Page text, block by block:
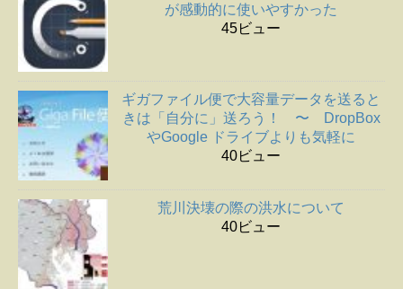
が感動的に使いやすかった
45ビュー
ギガファイル便で大容量データを送ると
きは「自分に」送ろう！ 〜 DropBox
やGoogle ドライブよりも気軽に
40ビュー
荒川決壊の際の洪水について
40ビュー